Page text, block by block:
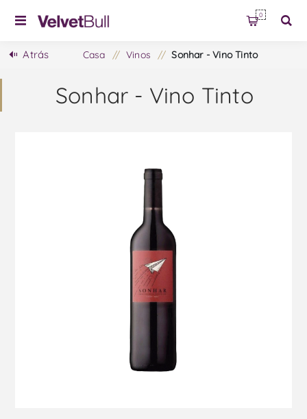
0
Atrás Casa / Vinos / Sonhar - Vino Tinto
Sonhar - Vino Tinto